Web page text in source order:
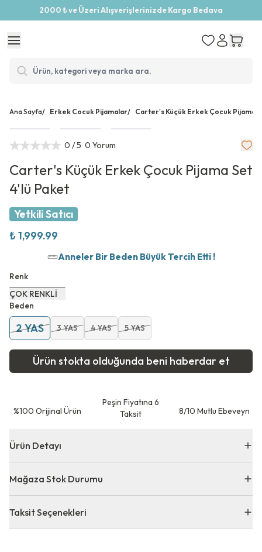
2000 ₺ ve Üzeri Alışverişlerinizde Kargo Bedava
Ana Sayfa/ Erkek Cocuk Pijamalar/ Carter's Küçük Erkek Çocuk Pijama
0 / 5 0 Yorum
Carter's Küçük Erkek Çocuk Pijama Set
4'lü Paket
Yetkili Satıcı
₺ 1,999.99
Anneler Bir Beden Büyük Tercih Etti !
Renk
ÇOK RENKLİ
Beden
2 YAS 3 YAS 4 YAS 5 YAS
Ürün stokta olduğunda beni haberdar et
⁠%100 Orijinal Ürün
Peşin Fiyatına 6
Taksit
8/10 Mutlu Ebeveyn
Ürün Detayı
Mağaza Stok Durumu
Taksit Seçenekleri